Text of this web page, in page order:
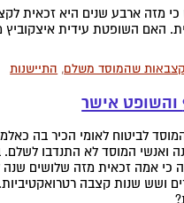
מזה ארבע שנים היא זכאית
האם השופטת עידית
שהמוסד משלם, התיישנות
לביטוח לאומי הכיר בה
ואנשי המוסד לא התנדבו
כי אמה זכאית מזה שלושים
ושש שנות קצבה